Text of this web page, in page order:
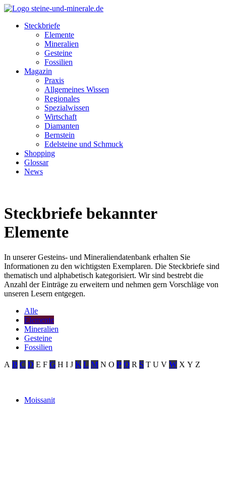
Steckbriefe
Elemente
Mineralien
Gesteine
Fossilien
Magazin
Praxis
Allgemeines Wissen
Regionales
Spezialwissen
Wirtschaft
Diamanten
Bernstein
Edelsteine und Schmuck
Shopping
Glossar
News
Steckbriefe bekannter
Elemente
In unserer Gesteins- und Mineraliendatenbank erhalten Sie
Informationen zu den wichtigsten Exemplaren. Die Steckbriefe sind
thematisch und alphabetisch kategorisiert. Wir sind bestrebt die
Anzahl der Einträge zu erweitern und nehmen gern Vorschläge von
unseren Lesern entgegen.
Alle
Elemente
Mineralien
Gesteine
Fossilien
A B C D E F G H I J K L M N O P Q R S T U V W X Y Z
Moissanit